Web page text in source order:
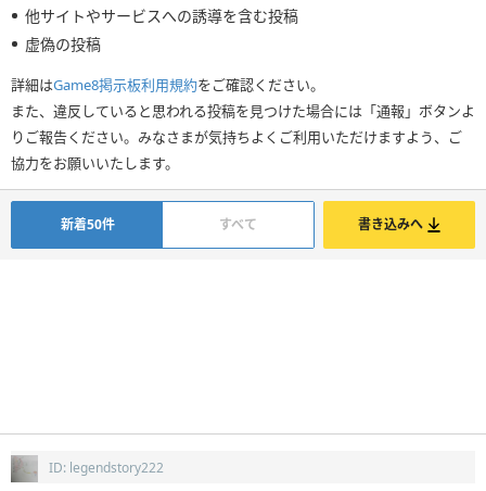
他サイトやサービスへの誘導を含む投稿
虚偽の投稿
詳細はGame8掲示板利用規約をご確認ください。
また、違反していると思われる投稿を見つけた場合には「通報」ボタンよ
りご報告ください。みなさまが気持ちよくご利用いただけますよう、ご
協力をお願いいたします。
新着50件 すべて 書き込みへ
ID: legendstory222